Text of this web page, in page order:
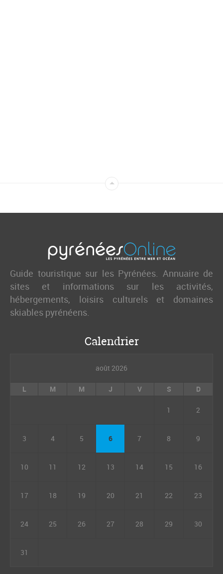
Guide touristique sur les Pyrénées. Annuaire de
sites et informations sur les activités,
hébergements, loisirs culturels et domaines
skiables pyrénéens.
Calendrier
août 2026
L M M J V S D
1 2
3 4 5 6 7 8 9
10 11 12 13 14 15 16
17 18 19 20 21 22 23
24 25 26 27 28 29 30
31